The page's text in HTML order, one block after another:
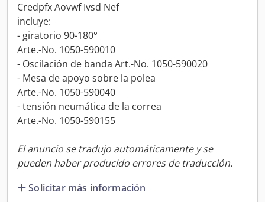
Credpfx Aovwf Ivsd Nef
incluye:
- giratorio 90-180°
Arte.-No. 1050-590010
- Oscilación de banda Art.-No. 1050-590020
- Mesa de apoyo sobre la polea
Arte.-No. 1050-590040
- tensión neumática de la correa
Arte.-No. 1050-590155
El anuncio se tradujo automáticamente y se
pueden haber producido errores de traducción.
Solicitar más información